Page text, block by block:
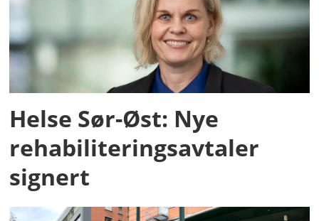
Helse Sør-Øst: Nye
rehabiliteringsavtaler
signert